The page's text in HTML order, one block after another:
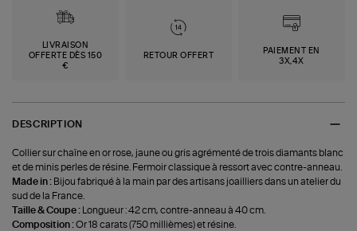
LIVRAISON
OFFERTE DÈS 150
€
RETOUR OFFERT
PAIEMENT EN
3X,4X
DESCRIPTION
Collier sur chaîne en or rose, jaune ou gris agrémenté de trois diamants blanc
et de minis perles de résine. Fermoir classique à ressort avec contre-anneau.
Made in : Bijou fabriqué à la main par des artisans joailliers dans un atelier du
sud de la France.
Taille & Coupe : Longueur : 42 cm, contre-anneau à 40 cm.
Composition :Or 18 carats (750 millièmes) et résine.